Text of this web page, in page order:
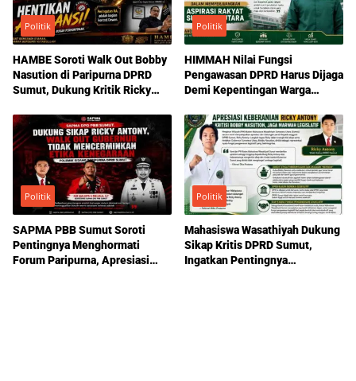
Politik
HAMBE Soroti Walk Out Bobby
Nasution di Paripurna DPRD
Sumut, Dukung Kritik Ricky
Politik
HIMMAH Nilai Fungsi
Pengawasan DPRD Harus Dijaga
Demi Kepentingan Warga
Politik
SAPMA PBB Sumut Soroti
Pentingnya Menghormati
Forum Paripurna, Apresiasi
Politik
Mahasiswa Wasathiyah Dukung
Sikap Kritis DPRD Sumut,
Ingatkan Pentingnya